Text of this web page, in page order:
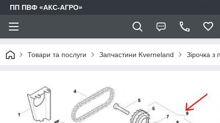
ПП ПВФ «АКС-АГРО»
Товари та послуги Запчастини Kverneland Зірочка з